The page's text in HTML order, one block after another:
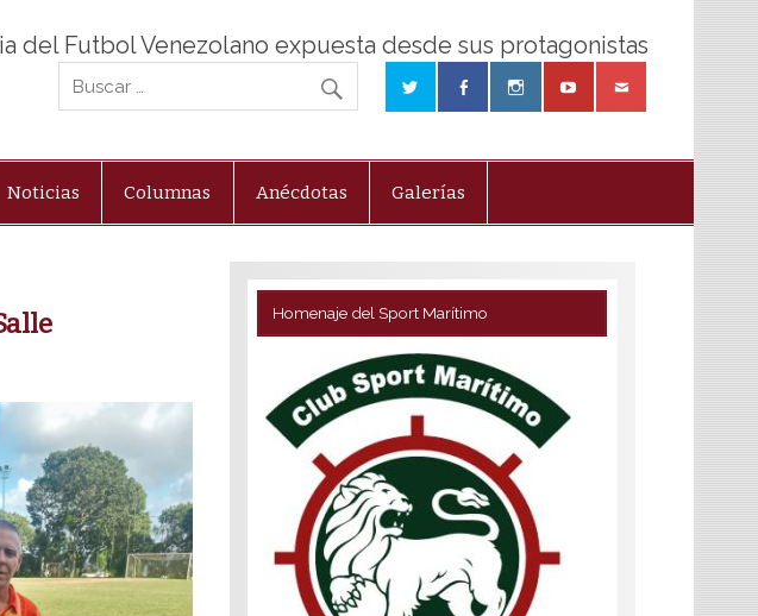
del Futbol Venezolano expuesta desde sus protagonistas
Noticias Columnas Anécdotas Galerías
Homenaje del Sport Marítimo